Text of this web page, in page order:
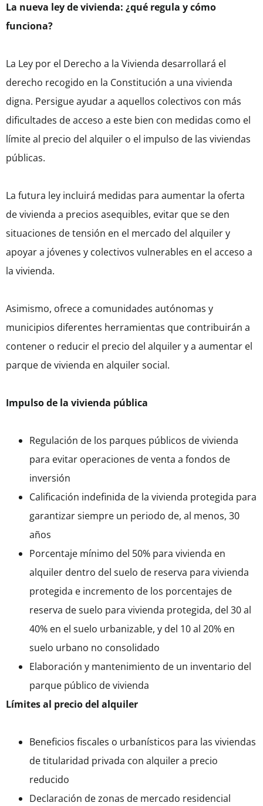
La nueva ley de vivienda: ¿qué regula y cómo
funciona?
La Ley por el Derecho a la Vivienda desarrollará el
derecho recogido en la Constitución a una vivienda
digna. Persigue ayudar a aquellos colectivos con más
dificultades de acceso a este bien con medidas como el
límite al precio del alquiler o el impulso de las viviendas
públicas.
La futura ley incluirá medidas para aumentar la oferta
de vivienda a precios asequibles, evitar que se den
situaciones de tensión en el mercado del alquiler y
apoyar a jóvenes y colectivos vulnerables en el acceso a
la vivienda.
Asimismo, ofrece a comunidades autónomas y
municipios diferentes herramientas que contribuirán a
contener o reducir el precio del alquiler y a aumentar el
parque de vivienda en alquiler social.
Impulso de la vivienda pública
Regulación de los parques públicos de vivienda
para evitar operaciones de venta a fondos de
inversión
Calificación indefinida de la vivienda protegida para
garantizar siempre un periodo de, al menos, 30
años
Porcentaje mínimo del 50% para vivienda en
alquiler dentro del suelo de reserva para vivienda
protegida e incremento de los porcentajes de
reserva de suelo para vivienda protegida, del 30 al
40% en el suelo urbanizable, y del 10 al 20% en
suelo urbano no consolidado
Elaboración y mantenimiento de un inventario del
parque público de vivienda
Límites al precio del alquiler
Beneficios fiscales o urbanísticos para las viviendas
de titularidad privada con alquiler a precio
reducido
Declaración de zonas de mercado residencial